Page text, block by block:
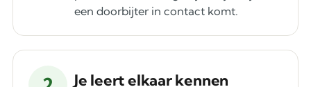
een doorbijter in contact komt.
Je leert elkaar kennen